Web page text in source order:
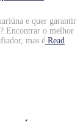
e quer garantir
Encontrar o melhor
mas é Read